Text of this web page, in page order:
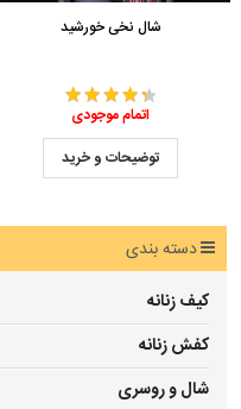
شال نخی خورشید
اتمام موجودی
توضیحات و خرید
دسته بندی
کیف زنانه
کفش زنانه
شال و روسری